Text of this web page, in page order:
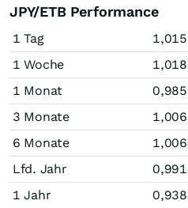
JPY/ETB Performance
1 Tag
1 Woche
1 Monat
3 Monate
6 Monate
Lfd. Jahr
1 Jahr